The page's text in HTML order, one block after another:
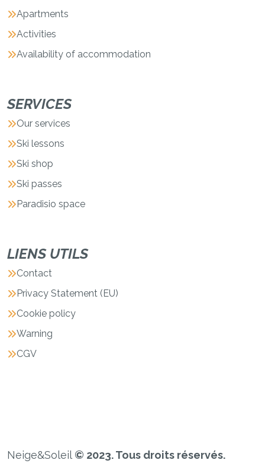
Apartments
Activities
Availability of accommodation
SERVICES
Our services
Ski lessons
Ski shop
Ski passes
Paradisio space
LIENS UTILS
Contact
Privacy Statement (EU)
Cookie policy
Warning
CGV
Neige&Soleil © 2023. Tous droits réservés.